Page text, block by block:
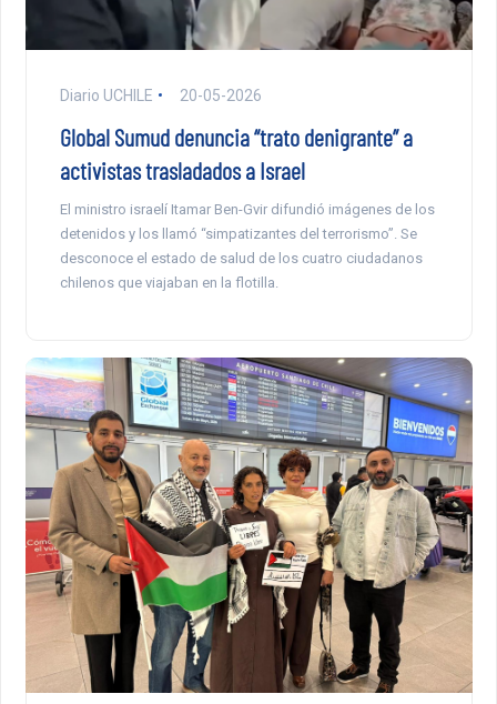
Diario UCHILE 20-05-2026
Global Sumud denuncia “trato denigrante” a
activistas trasladados a Israel
El ministro israelí Itamar Ben-Gvir difundió imágenes de los
detenidos y los llamó “simpatizantes del terrorismo”. Se
desconoce el estado de salud de los cuatro ciudadanos
chilenos que viajaban en la flotilla.